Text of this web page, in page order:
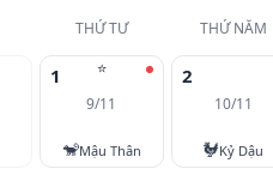
THỨ TƯ THỨ NĂM
⭐
1
9/11
🐒Mậu Thân
2
10/11
🐓Kỷ Dậu